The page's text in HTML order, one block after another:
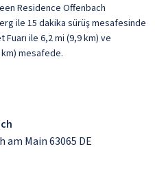
Residence Offenbach
ile 15 dakika sürüş mesafesinde
ile 6,2 mi (9,9 km) ve
km) mesafede.
am Main 63065 DE